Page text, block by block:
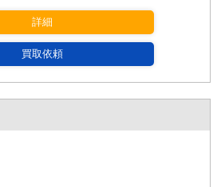
詳細
買取依頼